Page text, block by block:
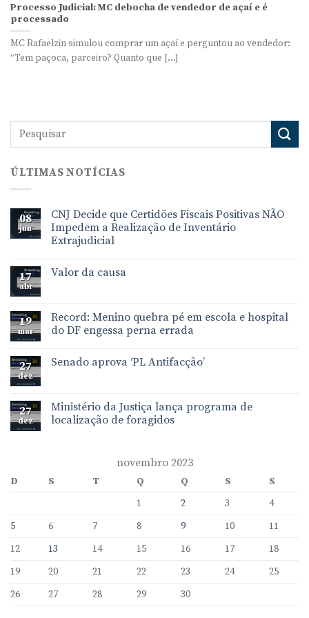
Processo Judicial: MC debocha de vendedor de açaí e é
processado
MC Rafaelzin simulou comprar um açaí e perguntou ao vendedor:
“Tem paçoca, parceiro? Quanto que [...]
ÚLTIMAS NOTÍCIAS
08
jun
CNJ Decide que Certidões Fiscais Positivas NÃO
Impedem a Realização de Inventário
Extrajudicial
17
abr
Valor da causa
19
mar
Record: Menino quebra pé em escola e hospital
do DF engessa perna errada
27
dez
Senado aprova ‘PL Antifacção’
27
dez
Ministério da Justiça lança programa de
localização de foragidos
novembro 2023
D S T Q Q S
S
1
2 3
4
5
6 7 8 9 10
11
12
13 14 15 16 17
18
19
20 21 22 23 24
25
26
27 28 29 30